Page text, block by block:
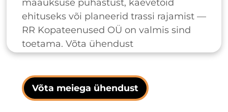
maaüksuse puhastust, kaevetöid
ehituseks või planeerid trassi rajamist —
RR Kopateenused OÜ on valmis sind
toetama. Võta ühendust
Võta meiega ühendust